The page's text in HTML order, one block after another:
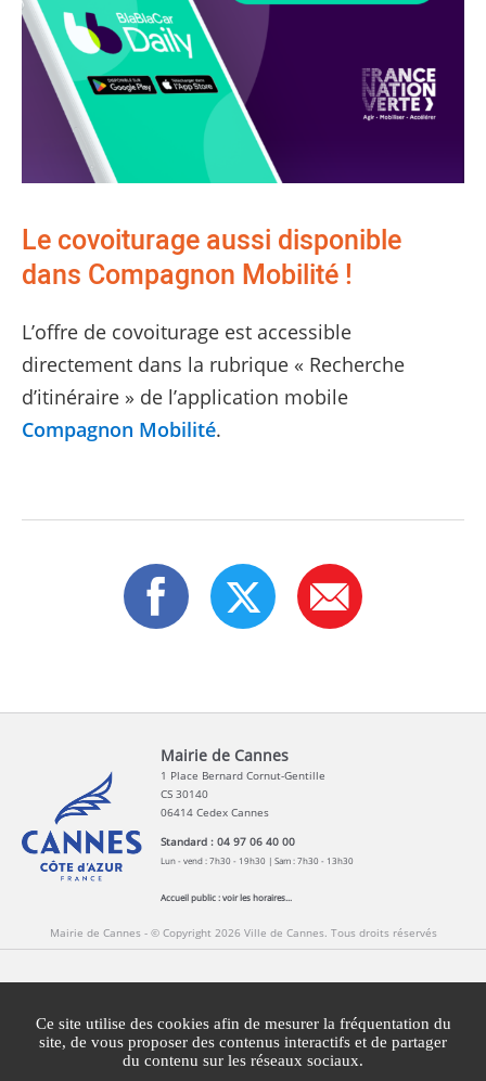
Le covoiturage aussi disponible
dans Compagnon Mobilité !
L’offre de covoiturage est accessible
directement dans la rubrique « Recherche
d’itinéraire » de l’application mobile
Compagnon Mobilité.
Mairie de Cannes
1 Place Bernard Cornut-Gentille
CS 30140
06414 Cedex Cannes
Standard : 04 97 06 40 00
Lun - vend : 7h30 - 19h30 | Sam : 7h30 - 13h30
Accueil public :voir les horaires...
Mairie de Cannes - © Copyright 2026 Ville de Cannes. Tous droits réservés
Mentions légales Agglomération Cannes Lérins
Plan du site Gestion des cookies
Ce site utilise des cookies afin de mesurer la fréquentation du
site, de vous proposer des contenus interactifs et de partager
du contenu sur les réseaux sociaux.